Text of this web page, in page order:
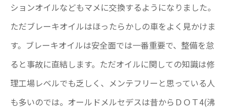
ションオイルなどもマメに交換するようになりました。
ただブレーキオイルはほったらかしの車をよく見かけま
す。ブレーキオイルは安全面では一番重要で、整備を怠
ると事故に直結します。ただオイルに関しての知識は修
理工場レベルでも乏しく、メンテフリーと思っている人
も多いのでは。オールドメルセデスは昔からＤＯＴ4(沸